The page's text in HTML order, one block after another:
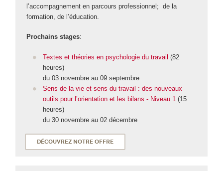
l’accompagnement en parcours professionnel; de la
formation, de l’éducation.
Prochains stages:
Textes et théories en psychologie du travail (82
heures)
du 03 novembre au 09 septembre
Sens de la vie et sens du travail : des nouveaux
outils pour l’orientation et les bilans - Niveau 1 (15
heures)
du 30 novembre au 02 décembre
DÉCOUVREZ NOTRE OFFRE